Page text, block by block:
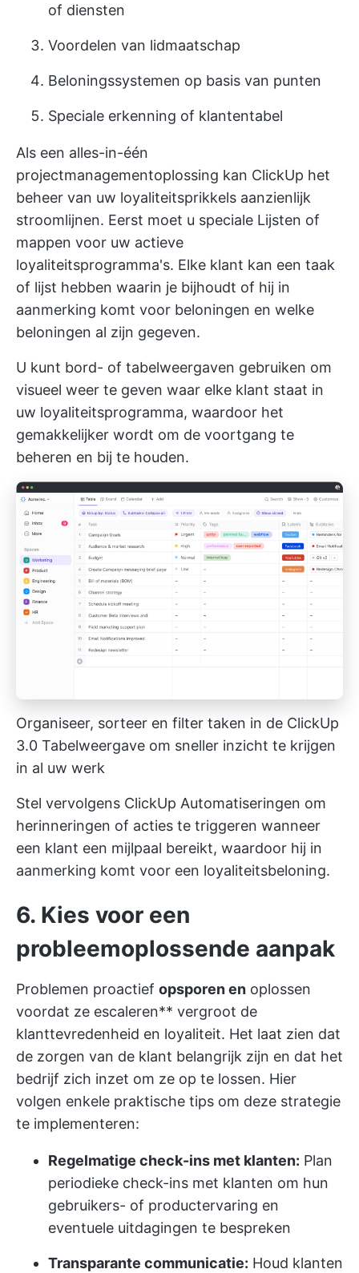
of diensten
Voordelen van lidmaatschap
Beloningssystemen op basis van punten
Speciale erkenning of klantentabel
Als een alles-in-één
projectmanagementoplossing kan ClickUp het
beheer van uw loyaliteitsprikkels aanzienlijk
stroomlijnen. Eerst moet u speciale Lijsten of
mappen voor uw actieve
loyaliteitsprogramma's. Elke klant kan een taak
of lijst hebben waarin je bijhoudt of hij in
aanmerking komt voor beloningen en welke
beloningen al zijn gegeven.
U kunt bord- of tabelweergaven gebruiken om
visueel weer te geven waar elke klant staat in
uw loyaliteitsprogramma, waardoor het
gemakkelijker wordt om de voortgang te
beheren en bij te houden.
Organiseer, sorteer en filter taken in de ClickUp
3.0 Tabelweergave om sneller inzicht te krijgen
in al uw werk
Stel vervolgens ClickUp Automatiseringen om
herinneringen of acties te triggeren wanneer
een klant een mijlpaal bereikt, waardoor hij in
aanmerking komt voor een loyaliteitsbeloning.
6. Kies voor een
probleemoplossende aanpak
Problemen proactief opsporen en oplossen
voordat ze escaleren** vergroot de
klanttevredenheid en loyaliteit. Het laat zien dat
de zorgen van de klant belangrijk zijn en dat het
bedrijf zich inzet om ze op te lossen. Hier
volgen enkele praktische tips om deze strategie
te implementeren:
Regelmatige check-ins met klanten: Plan
periodieke check-ins met klanten om hun
gebruikers- of productervaring en
eventuele uitdagingen te bespreken
Transparante communicatie: Houd klanten